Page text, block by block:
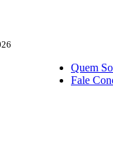
Quem
Fale